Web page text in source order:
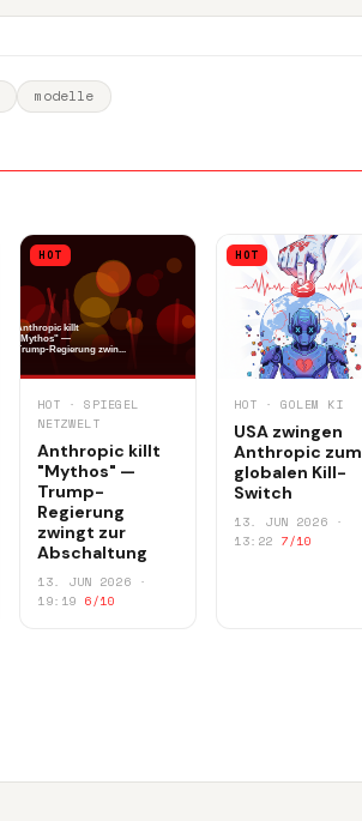
modelle
HOT
HOT · SPIEGEL
NETZWELT
Anthropic killt
"Mythos" —
Trump-
Regierung
zwingt zur
Abschaltung
13. JUN 2026 ·
19:19 6/10
HOT
HOT · GOLEM KI
USA zwingen
Anthropic zum
globalen Kill-
Switch
13. JUN 2026 ·
13:22 7/10